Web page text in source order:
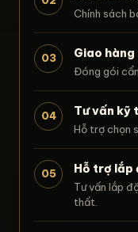
Chính sách
03 Giao
Đóng gói
04 Tư vấn kỹ
Hỗ trợ chọn
05 Hỗ trợ lắp
Tư vấn lắp
thất.